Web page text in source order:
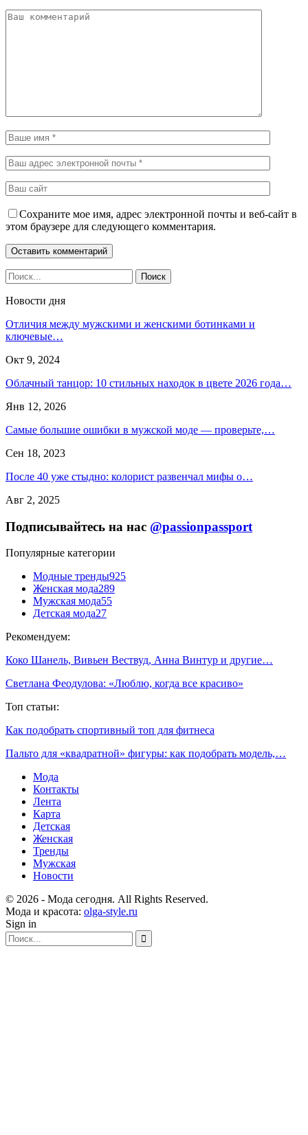
Сохраните мое имя, адрес электронной почты и веб-сайт в
этом браузере для следующего комментария.
Новости дня
Отличия между мужскими и женскими ботинками и
ключевые…
Окт 9, 2024
Облачный танцор: 10 стильных находок в цвете 2026 года…
Янв 12, 2026
Самые большие ошибки в мужской моде — проверьте,…
Сен 18, 2023
После 40 уже стыдно: колорист развенчал мифы о…
Авг 2, 2025
Подписывайтесь на нас @passionpassport
Популярные категории
Модные тренды925
Женская мода289
Мужская мода55
Детская мода27
Рекомендуем:
Коко Шанель, Вивьен Вествуд, Анна Винтур и другие…
Светлана Феодулова: «Люблю, когда все красиво»
Топ статьи:
Как подобрать спортивный топ для фитнеса
Пальто для «квадратной» фигуры: как подобрать модель,…
Мода
Контакты
Лента
Карта
Детская
Женская
Тренды
Мужская
Новости
© 2026 - Мода сегодня. All Rights Reserved.
Мода и красота: olga-style.ru
Sign in